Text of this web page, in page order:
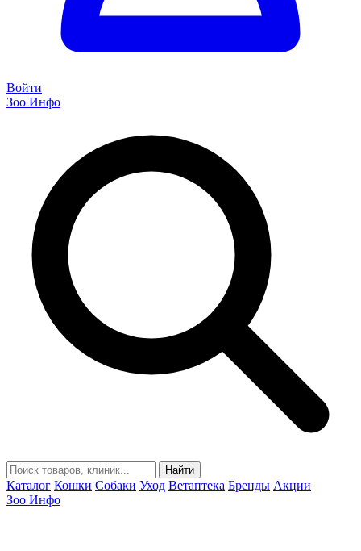
Войти
Зоо Инфо
Найти
Каталог Кошки Собаки Уход Ветаптека Бренды Акции
Зоо Инфо